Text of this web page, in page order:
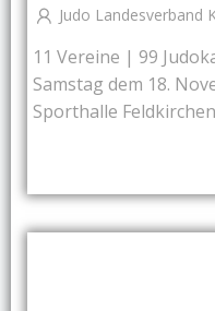
Judo Landesverband
11 Vereine | 99
Samstag dem 18.
Sporthalle